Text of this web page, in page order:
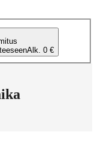
Alk. 0 €